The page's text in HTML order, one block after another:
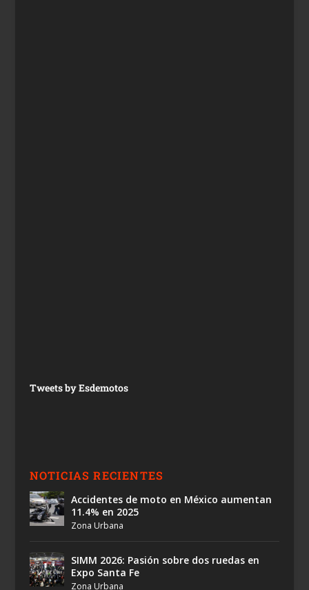
Tweets by Esdemotos
NOTICIAS RECIENTES
Accidentes de moto en México aumentan
11.4% en 2025
Zona Urbana
SIMM 2026: Pasión sobre dos ruedas en
Expo Santa Fe
Zona Urbana